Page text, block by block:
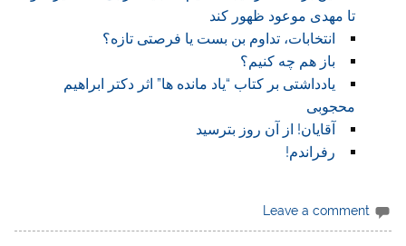
تا مهدی موعود ظهور کند
انتخابات، تداوم بن بست یا فرصتی تازه؟
باز هم چه کنیم؟
یادداشتی بر کتاب “یاد مانده ها” اثر دکتر ابراهیم
محجوبی
آقایان! از آن روز بترسید
رفراندم!
Leave a comment